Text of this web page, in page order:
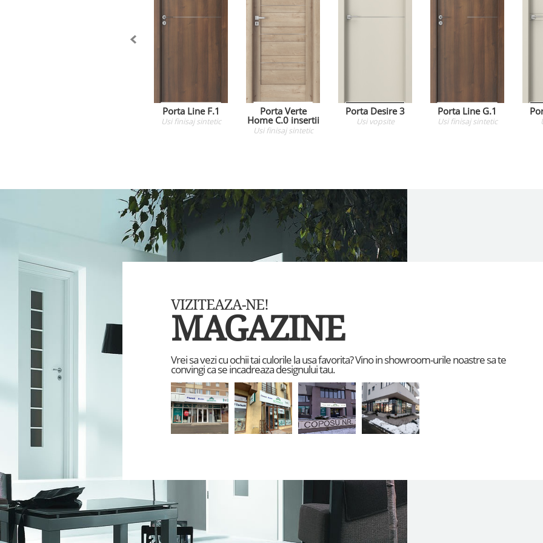
Porta Line F.1
Usifinisaj sintetic
Porta Verte
Home C.0 insertii
Usifinisaj sintetic
Porta Desire 3
Usi vopsite
Porta Line G.1
Usifinisaj sintetic
VIZITEAZA-NE!
MAGAZINE
Vrei sa vezi cu ochii tai culorile la usa favorita? Vino in showroom-urile noastre sa te
convingi ca se incadreaza designului tau.